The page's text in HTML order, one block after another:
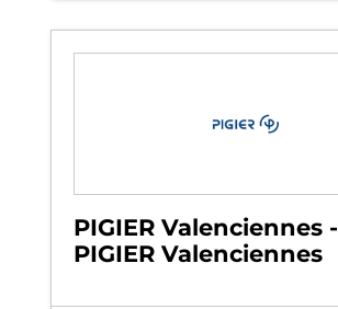
PIGIER Valenciennes -
PIGIER Valenciennes